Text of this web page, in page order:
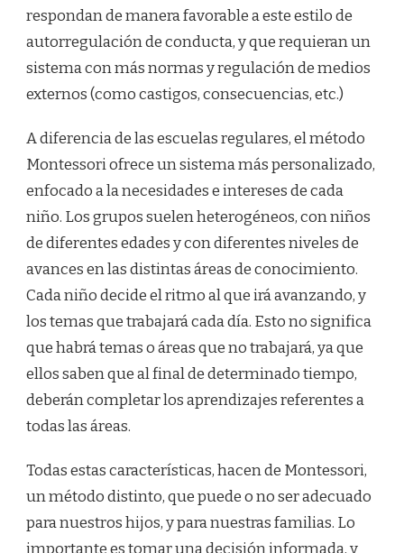
respondan de manera favorable a este estilo de
autorregulación de conducta, y que requieran un
sistema con más normas y regulación de medios
externos (como castigos, consecuencias, etc.)
A diferencia de las escuelas regulares, el método
Montessori ofrece un sistema más personalizado,
enfocado a la necesidades e intereses de cada
niño. Los grupos suelen heterogéneos, con niños
de diferentes edades y con diferentes niveles de
avances en las distintas áreas de conocimiento.
Cada niño decide el ritmo al que irá avanzando, y
los temas que trabajará cada día. Esto no significa
que habrá temas o áreas que no trabajará, ya que
ellos saben que al final de determinado tiempo,
deberán completar los aprendizajes referentes a
todas las áreas.
Todas estas características, hacen de Montessori,
un método distinto, que puede o no ser adecuado
para nuestros hijos, y para nuestras familias. Lo
importante es tomar una decisión informada, y